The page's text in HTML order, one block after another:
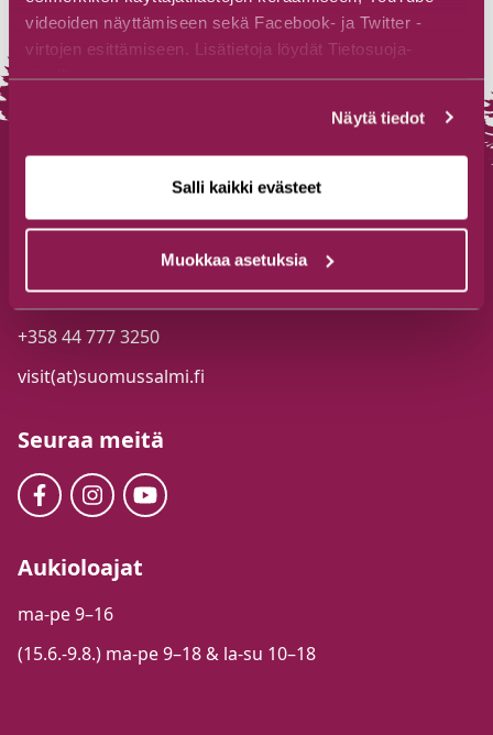
videoiden näyttämiseen sekä Facebook- ja Twitter -
virtojen esittämiseen. Lisätietoja löydät Tietosuoja-
sivuiltamme.
Näytä tiedot
Salli kaikki evästeet
Muokkaa asetuksia
Suomussalmen Matkailutoimisto
Jalonkaarre 5, 89600 Suomussalmi
+358 44 777 3250
visit(at)suomussalmi.fi
Seuraa meitä
Aukioloajat
ma-pe 9–16
(15.6.-9.8.) ma-pe 9–18 & la-su 10–18